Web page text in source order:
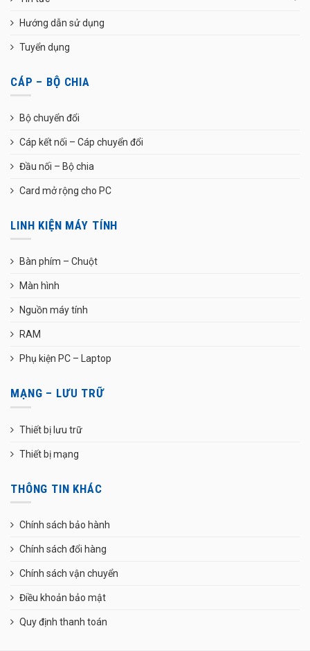
Hướng dẫn sử dụng
Tuyển dụng
CÁP – BỘ CHIA
Bộ chuyển đổi
Cáp kết nối – Cáp chuyển đổi
Đầu nối – Bộ chia
Card mở rộng cho PC
LINH KIỆN MÁY TÍNH
Bàn phím – Chuột
Màn hình
Nguồn máy tính
RAM
Phụ kiện PC – Laptop
MẠNG – LƯU TRỮ
Thiết bị lưu trữ
Thiết bị mạng
THÔNG TIN KHÁC
Chính sách bảo hành
Chính sách đổi hàng
Chính sách vận chuyển
Điều khoản bảo mật
Quy định thanh toán